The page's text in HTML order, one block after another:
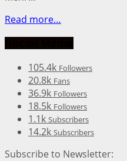
Read more…
105.4k Followers
20.8k Fans
36.9k Followers
18.5k Followers
1.1k Subscribers
14.2k Subscribers
Subscribe to Newsletter: